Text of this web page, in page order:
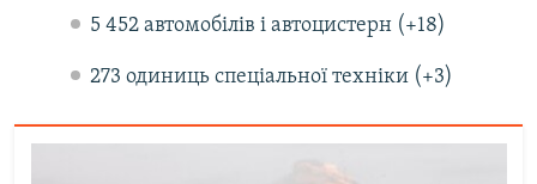
5 452 автомобілів і автоцистерн (+18)
273 одиниць спеціальної техніки (+3)